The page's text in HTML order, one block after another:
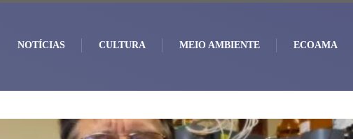
NOTÍCIAS CULTURA MEIO AMBIENTE ECOAMA